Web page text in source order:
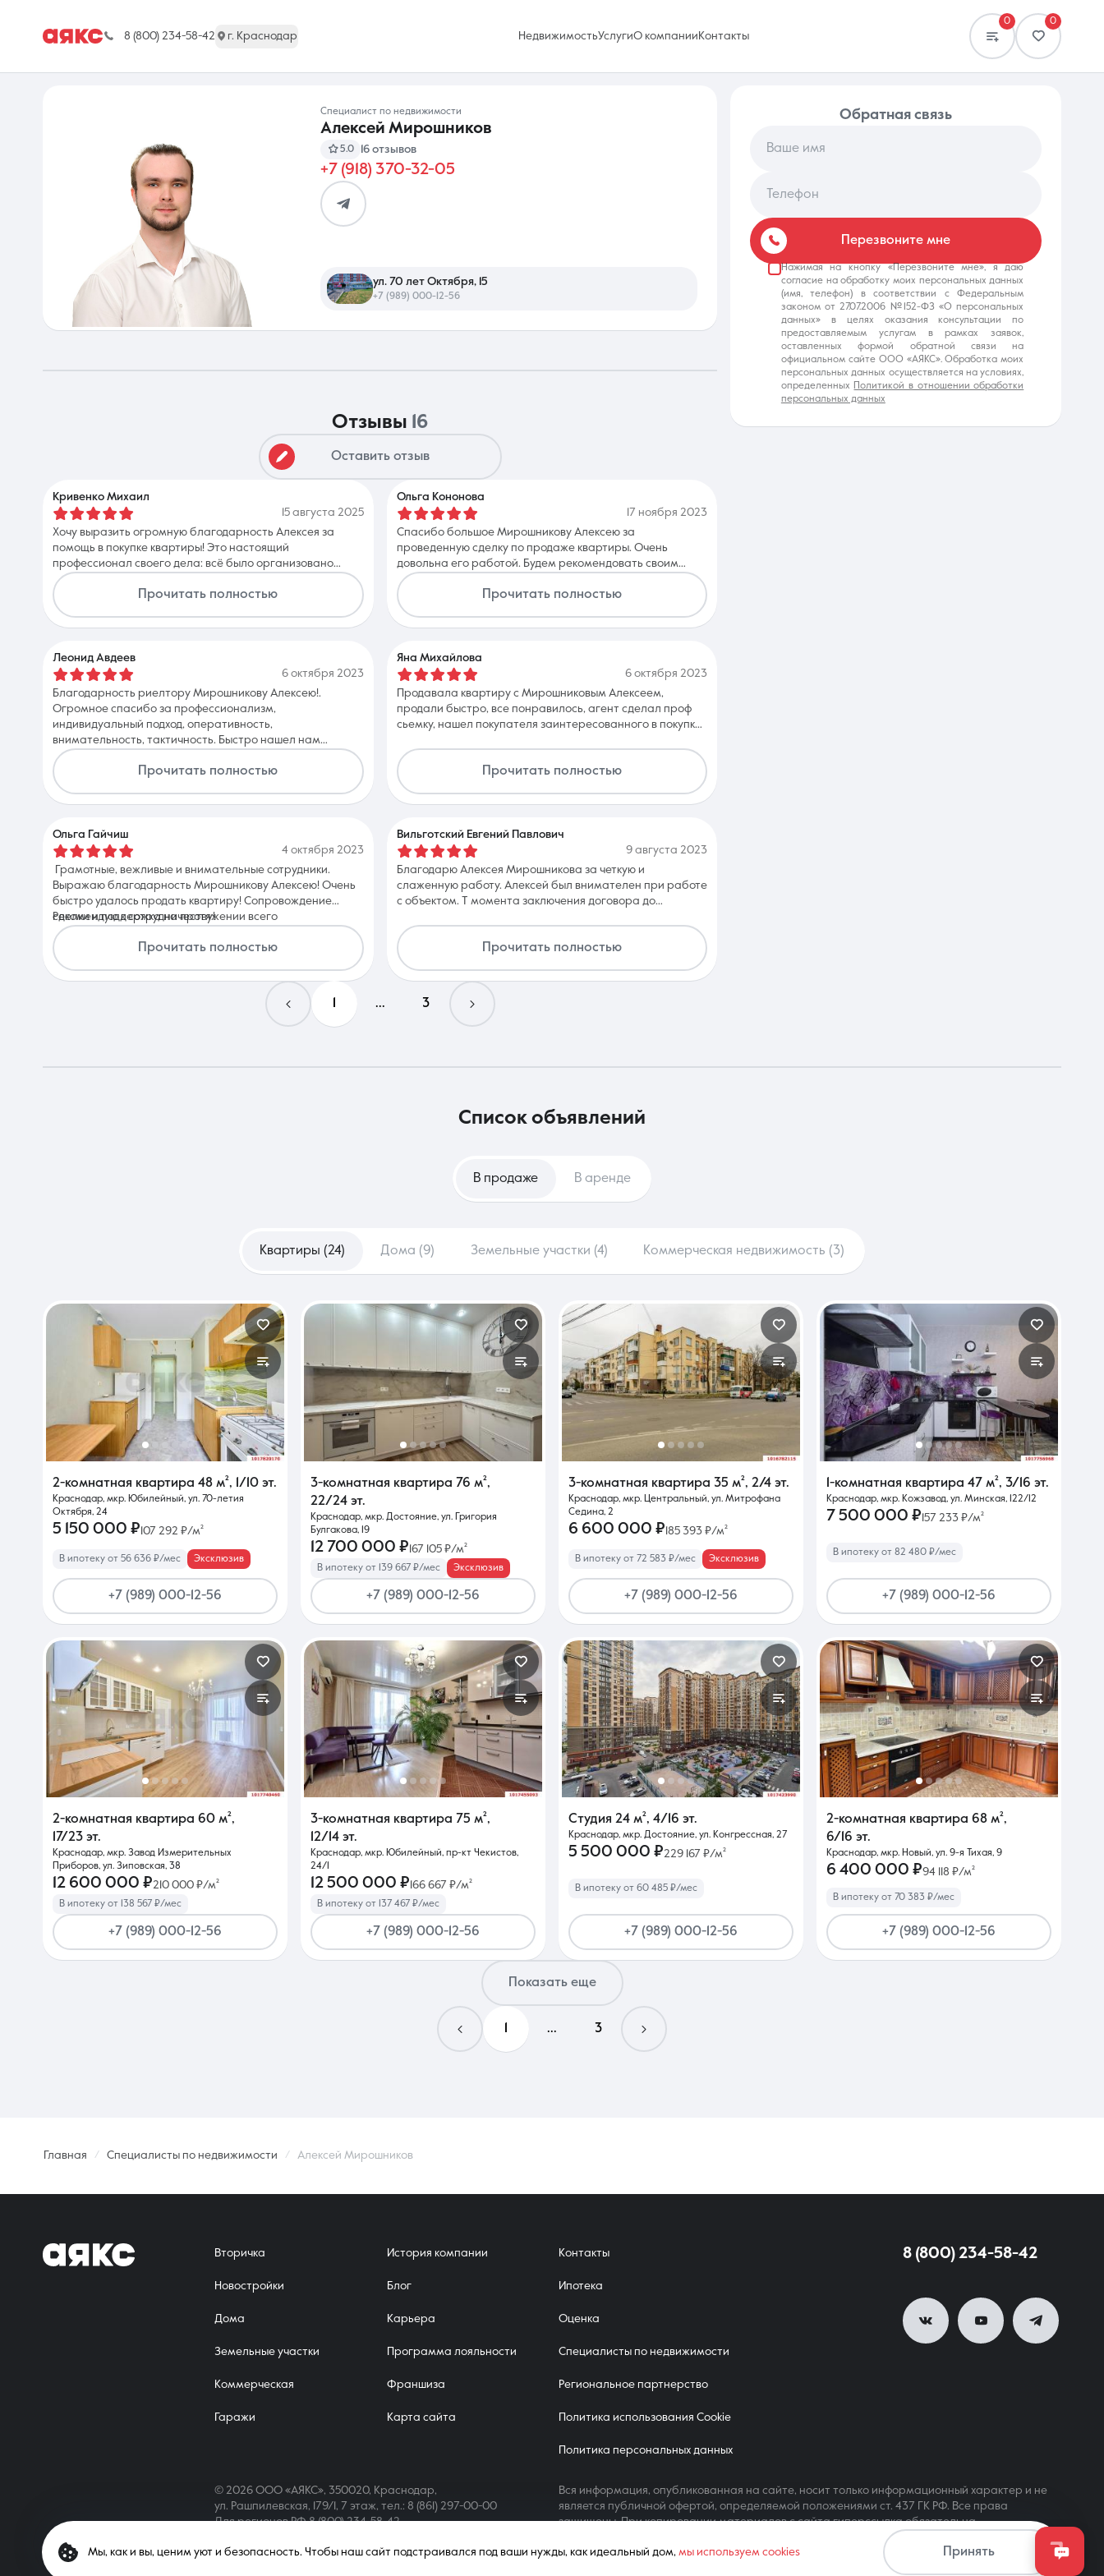
8 (800) 234-58-42 г. Краснодар НедвижимостьУслугиО компании Контакты
0 0
г. Краснодар
Недвижимость
8 (861) 297-00-00
Ежедневно с 08:30 до 20:00
Специалист по недвижимости
Алексей Мирошников
5.0 16 отзывов
+7 (918) 370-32-05
ул. 70 лет Октября, 15
+7 (989) 000-12-56
отзывы 16
Оставить отзыв
Кривенко Михаил
15 августа 2025
Хочу выразить огромную благодарность Алексея за
помощь в покупке квартиры! Это настоящий
профессионал своего дела: всё было организовано
четко, грамотно и профессионально. Алексей всегда был
на связи, оперативно отвечал на все вопросы, давал
ценные рекомендации и поддерживал на каждом этапе
сделки. Очень рекомендую Алексея как надёжного,
специалиста!
Прочитать полностью
Ольга Кононова
17 ноября 2023
Спасибо большое Мирошникову Алексею за
проведенную сделку по продаже квартиры. Очень
довольна его работой. Будем рекомендовать своим
друзьям и знакомым.
Прочитать полностью
Леонид Авдеев
6 октября 2023
Благодарность риелтору Мирошникову Алексею!.
Огромное спасибо за профессионализм,
индивидуальный подход, оперативность,
внимательность, тактичность. Быстро нашел нам
покупателя на квартиру и оформили сделку, спасибо!!
Прочитать полностью
Яна Михайлова
6 октября 2023
Продавала квартиру с Мирошниковым Алексеем,
продали быстро, все понравилось, агент сделал проф
сьемку, нашел покупателя заинтересованного в покупке
Прочитать полностью
Ольга Гайчиш
4 октября 2023
Грамотные, вежливые и внимательные сотрудники.
Выражаю благодарность Мирошникову Алексею! Очень
быстро удалось продать квартиру! Сопровождение
сделки и поддержка на протяжении всего
сотрудничества! Большое спасибо! Планирую
обратиться по вопросу покупки жилья. Уверена, всё
будет на высшем уровне.
Рекомендую к сотрудничеству!
Прочитать полностью
Вильготский Евгений Павлович
9 августа 2023
Благодарю Алексея Мирошникова за четкую и
слаженную работу. Алексей был внимателен при работе
с объектом. Т момента заключения договора до
дней. Алексей всегда был на связи, подробно отвечал на
вопросы, информировал обо всех процесса сделки.
Крайне приятно и мило было общаться. С удовольствием
обратимся еще в будущем
Прочитать полностью
... 3
обратная связь
Ваше имя
Телефон
Перезвоните мне
Нажимая на кнопку «Перезвоните мне», я даю
согласие на обработку моих персональных данных
(имя, телефон) в соответствии с Федеральным
законом от 27.07.2006 №152-ФЗ «О персональных
данных» в целях оказания консультации по
предоставляемым услугам в рамках заявок,
оставленных формой обратной связи на
официальном сайте ООО «АЯКС». Обработка моих
персональных данных осуществляется на условиях,
определенных
Политикой в отношении обработки
персональных данных
список объявлений
В продаже В аренде
Квартиры (24) Дома (9) Земельные участки (4) Коммерческая недвижимость (3)
2-комнатная квартира 48 м², 1/10 эт.
Краснодар, мкр. Юбилейный, ул. 70-летия
Октября, 24
5 150 000 ₽107 292 ₽/м²
В ипотеку от 56 636 ₽/мес Эксклюзив
+7 (989) 000-12-56
3-комнатная квартира 76 м²,
22/24 эт.
Краснодар, мкр. Достояние, ул. Григория
Булгакова, 19
12 700 000 ₽167 105 ₽/м²
В ипотеку от 139 667 ₽/мес Эксклюзив
+7 (989) 000-12-56
3-комнатная квартира 35 м², 2/4 эт.
Краснодар, мкр. Центральный, ул. Митрофана
Седина, 2
6 600 000 ₽185 393 ₽/м²
В ипотеку от 72 583 ₽/мес Эксклюзив
+7 (989) 000-12-56
1-комнатная квартира 47 м², 3/16 эт.
Краснодар, мкр. Кожзавод, ул. Минская, 122/12
7 500 000 ₽157 233 ₽/м²
В ипотеку от 82 480 ₽/мес
+7 (989) 000-12-56
2-комнатная квартира 60 м²,
17/23 эт.
Краснодар, мкр. Завод Измерительных
Приборов, ул. Зиповская, 38
12 600 000 ₽210 000 ₽/м²
В ипотеку от 138 567 ₽/мес
+7 (989) 000-12-56
3-комнатная квартира 75 м²,
12/14 эт.
Краснодар, мкр. Юбилейный, пр-кт Чекистов,
24/1
12 500 000 ₽ 166 667 ₽/м²
В ипотеку от 137 467 ₽/мес
+7 (989) 000-12-56
Студия 24 м², 4/16 эт.
Краснодар, мкр. Достояние, ул. Конгрессная, 27
5 500 000 ₽229 167 ₽/м²
В ипотеку от 60 485 ₽/мес
+7 (989) 000-12-56
2-комнатная квартира 68 м²,
6/16 эт.
Краснодар, мкр. Новый, ул. 9-я Тихая, 9
6 400 000 ₽94 118 ₽/м²
В ипотеку от 70 383 ₽/мес
+7 (989) 000-12-56
Показать еще
... 3
Главная Специалисты по недвижимости Алексей Мирошников
Вторичка
Новостройки
Дома
Земельные участки
Коммерческая
Гаражи
История компании
Блог
Карьера
Программа лояльности
Франшиза
Карта сайта
Контакты
Ипотека
Оценка
Специалисты по недвижимости
Региональное партнерство
Политика использования Cookie
Политика персональных данных
8 (800) 234-58-42
© 2026 ООО «АЯКС», 350020, Краснодар,
ул. Рашпилевская, 179/1, 7 этаж,тел.: 8 (861) 297-00-00
Для регионов РФ8 (800) 234-58-42
Вся информация, опубликованная на сайте, носит только информационный характер и не
является публичной офертой, определяемой положениями ст. 437 ГК РФ. Все права
защищены. При копировании материалов с сайта гиперссылка обязательна
Мы, как и вы, ценим уют и безопасность. Чтобы наш сайт подстраивался под ваши нужды, как идеальный дом, мы используем cookies Принять